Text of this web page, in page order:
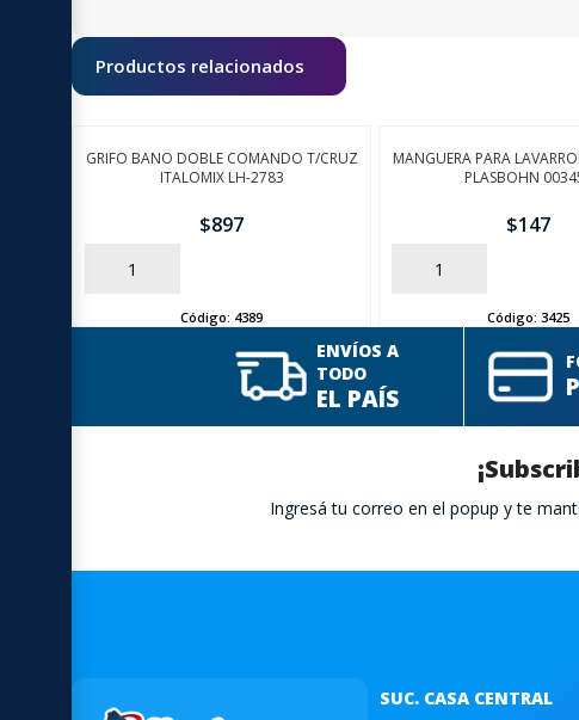
Productos relacionados
GRIFO BANO DOBLE COMANDO T/CRUZ
ITALOMIX LH-2783
$897
AÑADIR
Código: 4389
MANGUERA PARA
PLASBOHN
$147
AÑADIR
Código:3425
ENVÍOS A
TODO
EL PAÍS
Ingresá tu correo en el popup y te
SUC. CASA CENTRAL